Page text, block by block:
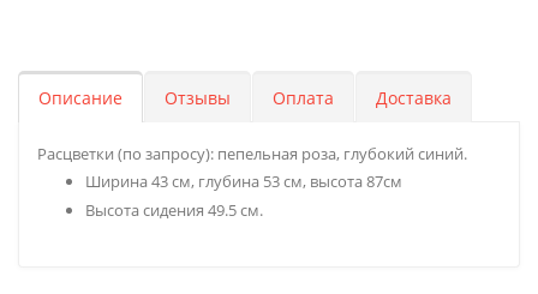
Описание Отзывы Оплата Доставка
Расцветки (по запросу): пепельная роза, глубокий синий.
Ширина 43 см, глубина 53 см, высота 87см
Высота сидения 49.5 см.